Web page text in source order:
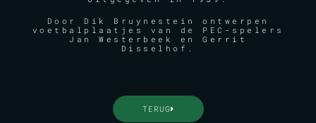
Door Dik Bruynestein ontwerpen
voetbalplaatjes van de PEC-spelers
Jan Westerbeek en Gerrit
Disselhof.
TERUG